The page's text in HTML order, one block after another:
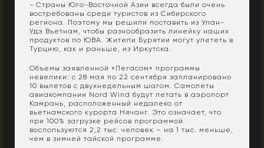
- Страны Юго-Восточной Азии всегда были очень
востребованы среди туристов из Сибирского
региона. Поэтому мы решили поставить из Улан-
Удэ Вьетнам, чтобы разнообразить линейку наших
продуктов по ЮВА. Жители Бурятии могут улететь в
Турцию, как и раньше, из Иркутска.
Объемы заявленной «Пегасом» программы
невелики: с 28 мая по 22 сентября запланировано
10 вылетов с двухнедельным шагом. Самолеты
авиакомпании Nord Wind будут летать в аэропорт
Камрань, расположенный недалеко от
вьетнамского курорта Нячанг. Это означает, что
при 100% загрузке рейсов программой
воспользуются 2,2 тыс. человек – на 1 тыс. меньше,
чем в зимней тайской программе.